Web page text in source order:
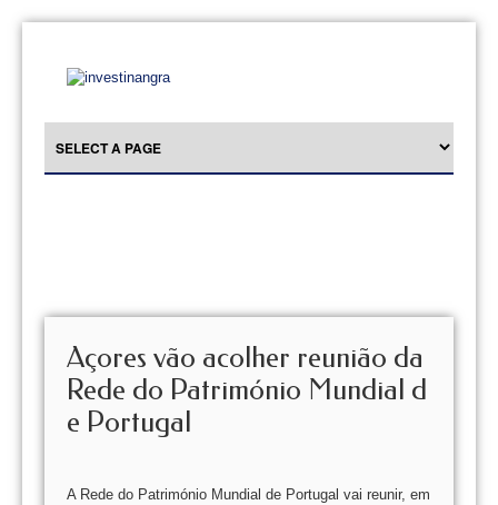
Açores vão acolher reunião da
Rede do Património Mundial d
e Portugal
A Rede do Património Mundial de Portugal vai reunir, em